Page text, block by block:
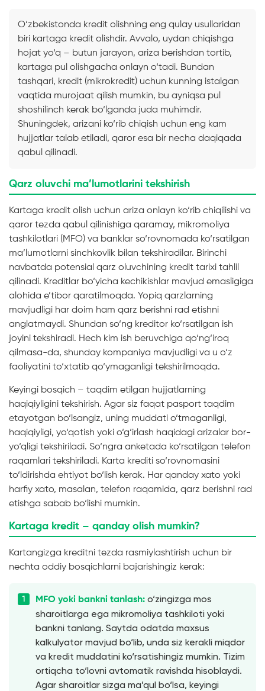
O‘zbekistonda kredit olishning eng qulay usullaridan
biri kartaga kredit olishdir. Avvalo, uydan chiqishga
hojat yo‘q – butun jarayon, ariza berishdan tortib,
kartaga pul olishgacha onlayn o‘tadi. Bundan
tashqari, kredit (mikrokredit) uchun kunning istalgan
vaqtida murojaat qilish mumkin, bu ayniqsa pul
shoshilinch kerak bo‘lganda juda muhimdir.
Shuningdek, arizani ko‘rib chiqish uchun eng kam
hujjatlar talab etiladi, qaror esa bir necha daqiqada
qabul qilinadi.
Qarz oluvchi ma’lumotlarini tekshirish
Kartaga kredit olish uchun ariza onlayn ko‘rib chiqilishi va
qaror tezda qabul qilinishiga qaramay, mikromoliya
tashkilotlari (MFO) va banklar so‘rovnomada ko‘rsatilgan
ma’lumotlarni sinchkovlik bilan tekshiradilar. Birinchi
navbatda potensial qarz oluvchining kredit tarixi tahlil
qilinadi. Kreditlar bo‘yicha kechikishlar mavjud emasligiga
alohida e’tibor qaratilmoqda. Yopiq qarzlarning
mavjudligi har doim ham qarz berishni rad etishni
anglatmaydi. Shundan so‘ng kreditor ko‘rsatilgan ish
joyini tekshiradi. Hech kim ish beruvchiga qo‘ng‘iroq
qilmasa-da, shunday kompaniya mavjudligi va u o‘z
faoliyatini to‘xtatib qo‘ymaganligi tekshirilmoqda.
Keyingi bosqich – taqdim etilgan hujjatlarning
haqiqiyligini tekshirish. Agar siz faqat pasport taqdim
etayotgan bo‘lsangiz, uning muddati o‘tmaganligi,
haqiqiyligi, yo‘qotish yoki o‘g‘irlash haqidagi arizalar bor-
yo‘qligi tekshiriladi. So‘ngra anketada ko‘rsatilgan telefon
raqamlari tekshiriladi. Karta krediti so‘rovnomasini
to‘ldirishda ehtiyot bo‘lish kerak. Har qanday xato yoki
harfiy xato, masalan, telefon raqamida, qarz berishni rad
etishga sabab bo‘lishi mumkin.
Kartaga kredit – qanday olish mumkin?
Kartangizga kreditni tezda rasmiylashtirish uchun bir
nechta oddiy bosqichlarni bajarishingiz kerak:
MFO yoki bankni tanlash: o‘zingizga mos
sharoitlarga ega mikromoliya tashkiloti yoki
bankni tanlang. Saytda odatda maxsus
kalkulyator mavjud bo‘lib, unda siz kerakli miqdor
va kredit muddatini ko‘rsatishingiz mumkin. Tizim
ortiqcha to‘lovni avtomatik ravishda hisoblaydi.
Agar sharoitlar sizga ma’qul bo‘lsa, keyingi